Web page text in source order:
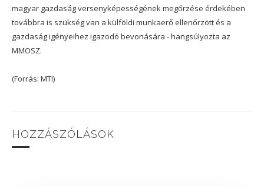
magyar gazdaság versenyképességének megőrzése érdekében
továbbra is szükség van a külföldi munkaerő ellenőrzött és a
gazdaság igényeihez igazodó bevonására - hangsúlyozta az
MMOSZ.
(Forrás: MTI)
HOZZÁSZÓLÁSOK